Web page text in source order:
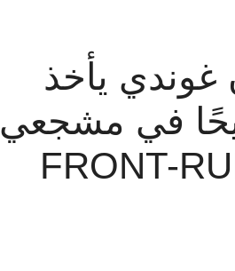
يأخذ
في مشجعي
“FRONT-